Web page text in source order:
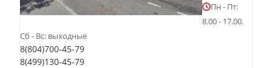
Пн - Пт:
8.00 - 17.00.
Сб - Вс: выходные
8(804)700-45-79
8(499)130-45-79